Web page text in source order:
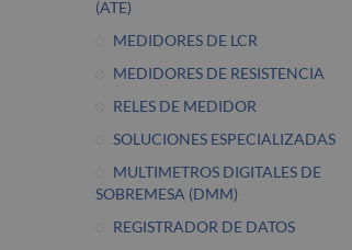
(ATE)
MEDIDORES DE LCR
MEDIDORES DE RESISTENCIA
RELES DE MEDIDOR
SOLUCIONES ESPECIALIZADAS
MULTIMETROS DIGITALES DE
SOBREMESA (DMM)
REGISTRADOR DE DATOS